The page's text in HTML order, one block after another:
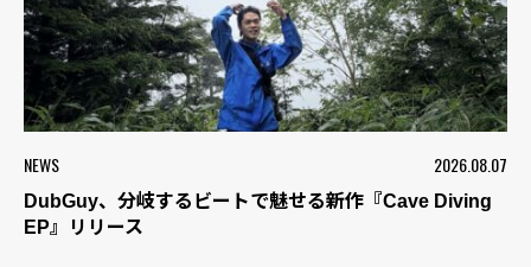
NEWS 2026.08.07
DubGuy、分岐するビートで魅せる新作『Cave Diving
EP』リリース